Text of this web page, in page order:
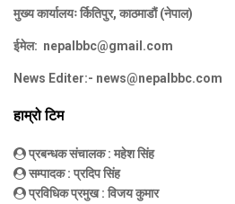
मुख्य कार्यालयः र्कितिपुर, काठमाडौं (नेपाल)
ईमेल: nepalbbc@gmail.com
News Editer:- news@nepalbbc.com
हाम्रो टिम
प्रबन्धक संचालक: महेश सिंह
सम्पादक: प्रदिप सिंह
प्रविधिक प्रमुख: विजय कुमार